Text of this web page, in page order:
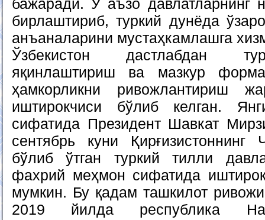
бажаради. У аъзо давлатларнинг
бирлаштириб, туркий дунёда
анъаналарини мустаҳкамлашга
Ўзбекистон дастлабдан
яқинлаштириш ва мазкур
ҳамкорликни ривожлантириш
иштирокчиси бўлиб келган.
сифатида Президент Шавкат
сентябрь куни
бўлиб ўтган туркий тилли
фахрий меҳмон сифатида
мумкин. Бу қадам ташкилот
2019 йилда республика